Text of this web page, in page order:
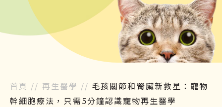
首頁 // 再生醫學 // 毛孩關節和腎臟新救星：寵物
幹細胞療法，只需5分鐘認識寵物再生醫學